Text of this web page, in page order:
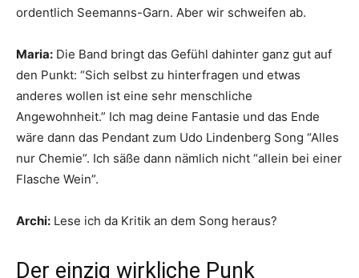
ordentlich Seemanns-Garn. Aber wir schweifen ab.
Maria: Die Band bringt das Gefühl dahinter ganz gut auf
den Punkt: “Sich selbst zu hinterfragen und etwas
anderes wollen ist eine sehr menschliche
Angewohnheit.” Ich mag deine Fantasie und das Ende
wäre dann das Pendant zum Udo Lindenberg Song “Alles
nur Chemie”. Ich säße dann nämlich nicht “allein bei einer
Flasche Wein”.
Archi: Lese ich da Kritik an dem Song heraus?
Der einzig wirkliche Punk